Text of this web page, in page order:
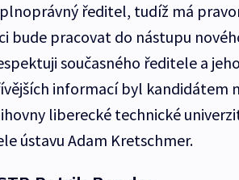
ředitel, tudíž má
bude pracovat do nástupu
současného ředitele a jeho
informací byl kandidátem
liberecké technické
ústavu Adam Kretschmer.